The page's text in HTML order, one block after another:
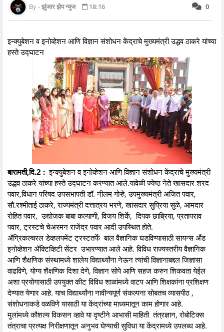
0
झुंजार झेप न्युज 18:16
इन्क्युबेशन व इनोव्हेशन आणि विज्ञान संशोधन केंद्राचे मुख्यमंत्री उद्धव ठाकरे यांच्या
हस्ते उद्घाटन
बारामती,दि.2 :इन्क्युबेशन व इनोव्हेशन आणि विज्ञान संशोधन केंद्राचे मुख्यमंत्री
उद्धव ठाकरे यांच्या हस्ते उद्घाटन करण्यात आले.यावेळी ज्येष्ठ नेते खासदार शरद
पवार,विधान परिषद उपसभापती डॉ. नीलम गोऱ्हे, उपमुख्यमंत्री अजित पवार,
सौ.रश्मीताई ठाकरे, राज्यमंत्री दत्तात्रय भरणे, खासदार सुप्रिया सुळे, आमदार
रोहित पवार, उद्योजक बाबा कल्याणी, विजय शिर्के, दिपक छाब्रिया, प्रतापराव
पवार, ट्रस्टचे चेअरमन राजेंद्र पवार आदी उपस्थित होते.
ॲग्रिकल्चरल डेव्हलपमेंट ट्रस्टतर्फे बाल वैज्ञानिक घडविण्यासाठी सायन्स अँड
इनोव्हेशन ॲक्टिव्हिटी सेंटर उभारण्यात आले आहे. विविध राज्यस्तरीय वैज्ञानिक
आणि शैक्षणिक संस्थामध्ये शालेय विद्यार्थ्यांना नेऊन त्यांची विज्ञानाबद्दल जिज्ञासा
वाढविणे, योग्य शैक्षणिक दिशा देणे, विज्ञान सोपे आणि सहज करुन शिकवता येईल
अशा प्रयोगासाठी उपयुक्त कीट विविध शाळांमध्ये वाटप आणि शिक्षकांना प्रशिक्षण
देण्यात येणार आहे. याच विद्यार्थ्यांना नावीन्यपूर्ण संकल्पना सोबतच व्यासपीठ ,
संशोधनाकडे वळविणे यासाठी या केंद्रांच्या माध्यमातून काम होणार आहे.
मुलांमध्ये कौशल्य विकसन व्हावे या दृष्टीने आभासी माहिती तंत्रज्ञान, रोबोटिक्स
तंत्राचा प्रत्यक्ष निरीक्षणातून अनुभव घेण्याची सुविधा या केंद्रामध्ये उपलब्ध आहे.